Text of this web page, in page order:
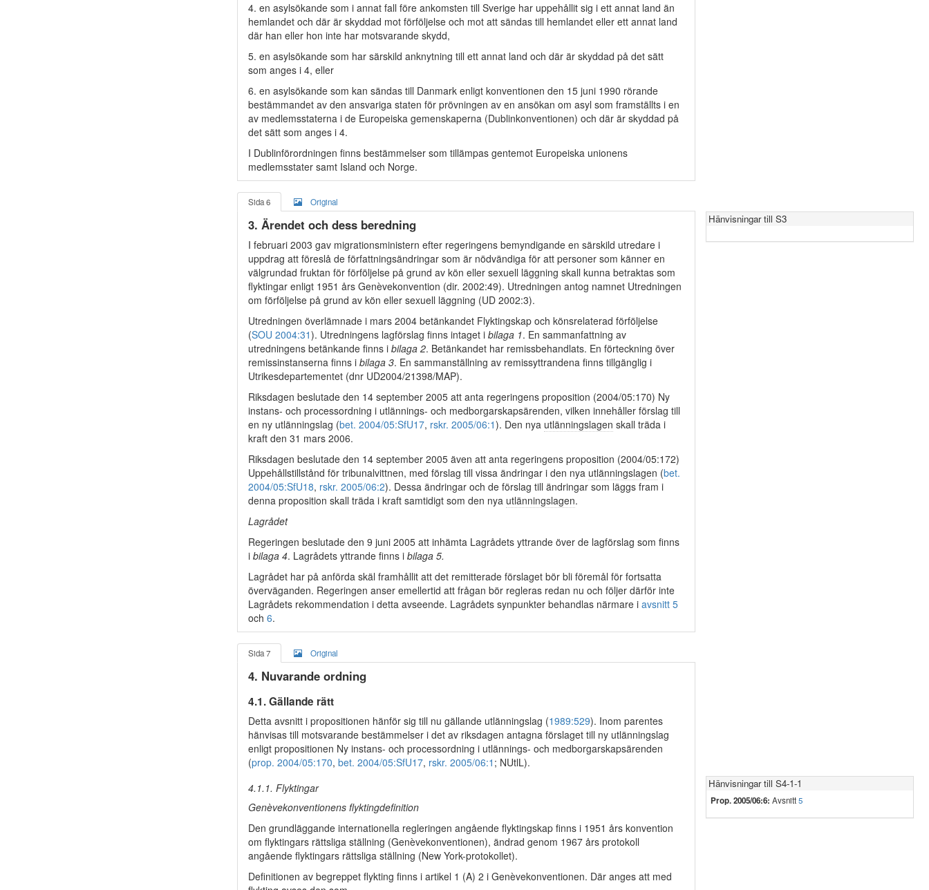
4. en asylsökande som i annat fall före ankomsten till Sverige har uppehållit sig i ett annat land än
hemlandet och där är skyddad mot förföljelse och mot att sändas till hemlandet eller ett annat land
där han eller hon inte har motsvarande skydd,
5. en asylsökande som har särskild anknytning till ett annat land och där är skyddad på det sätt
som anges i 4, eller
6. en asylsökande som kan sändas till Danmark enligt konventionen den 15 juni 1990 rörande
bestämmandet av den ansvariga staten för prövningen av en ansökan om asyl som framställts i en
av medlemsstaterna i de Europeiska gemenskaperna (Dublinkonventionen) och där är skyddad på
det sätt som anges i 4.
I Dublinförordningen finns bestämmelser som tillämpas gentemot Europeiska unionens
medlemsstater samt Island och Norge.
Sida 6 Original
3. Ärendet och dess beredning
I februari 2003 gav migrationsministern efter regeringens bemyndigande en särskild utredare i
uppdrag att föreslå de författningsändringar som är nödvändiga för att personer som känner en
välgrundad fruktan för förföljelse på grund av kön eller sexuell läggning skall kunna betraktas som
flyktingar enligt 1951 års Genèvekonvention (dir. 2002:49). Utredningen antog namnet Utredningen
om förföljelse på grund av kön eller sexuell läggning (UD 2002:3).
Utredningen överlämnade i mars 2004 betänkandet Flyktingskap och könsrelaterad förföljelse
(SOU 2004:31). Utredningens lagförslag finns intaget i bilaga 1. En sammanfattning av
utredningens betänkande finns i bilaga 2. Betänkandet har remissbehandlats. En förteckning över
remissinstanserna finns i bilaga 3. En sammanställning av remissyttrandena finns tillgänglig i
Utrikesdepartementet (dnr UD2004/21398/MAP).
Riksdagen beslutade den 14 september 2005 att anta regeringens proposition (2004/05:170) Ny
instans- och processordning i utlännings- och medborgarskapsärenden, vilken innehåller förslag till
en ny utlänningslag (bet. 2004/05:SfU17, rskr. 2005/06:1). Den nya utlänningslagen skall träda i
kraft den 31 mars 2006.
Riksdagen beslutade den 14 september 2005 även att anta regeringens proposition (2004/05:172)
Uppehållstillstånd för tribunalvittnen, med förslag till vissa ändringar i den nya utlänningslagen (bet.
2004/05:SfU18, rskr. 2005/06:2). Dessa ändringar och de förslag till ändringar som läggs fram i
denna proposition skall träda i kraft samtidigt som den nya utlänningslagen.
Lagrådet
Regeringen beslutade den 9 juni 2005 att inhämta Lagrådets yttrande över de lagförslag som finns
i bilaga 4. Lagrådets yttrande finns i bilaga 5.
Lagrådet har på anförda skäl framhållit att det remitterade förslaget bör bli föremål för fortsatta
överväganden. Regeringen anser emellertid att frågan bör regleras redan nu och följer därför inte
Lagrådets rekommendation i detta avseende. Lagrådets synpunkter behandlas närmare i avsnitt 5
och 6.
Sida 7 Original
Hänvisningar till S3
4. Nuvarande ordning
4.1. Gällande rätt
Detta avsnitt i propositionen hänför sig till nu gällande utlänningslag (1989:529). Inom parentes
hänvisas till motsvarande bestämmelser i det av riksdagen antagna förslaget till ny utlänningslag
enligt propositionen Ny instans- och processordning i utlännings- och medborgarskapsärenden
(prop. 2004/05:170, bet. 2004/05:SfU17, rskr. 2005/06:1 ; NUtlL).
4.1.1. Flyktingar
Genèvekonventionens flyktingdefinition
Den grundläggande internationella regleringen angående flyktingskap finns i 1951 års konvention
om flyktingars rättsliga ställning (Genèvekonventionen), ändrad genom 1967 års protokoll
angående flyktingars rättsliga ställning (New York-protokollet).
Definitionen av begreppet flykting finns i artikel 1 (A) 2 i Genèvekonventionen. Där anges att med
Hänvisningar till S4-1-1
Prop. 2005/06:6: Avsnitt5